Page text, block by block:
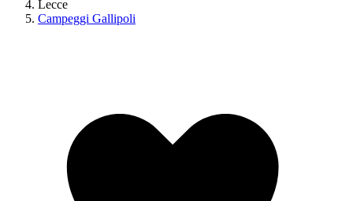
Lecce
Campeggi Gallipoli